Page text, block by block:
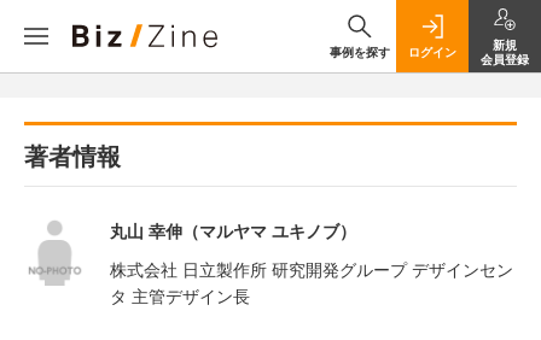
事例を探す ログイン
新規
会員登録
著者情報
丸山 幸伸（マルヤマ ユキノブ）
株式会社 日立製作所 研究開発グループ デザインセン
タ 主管デザイン長